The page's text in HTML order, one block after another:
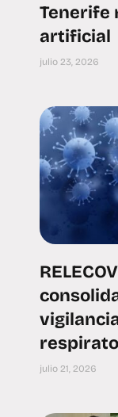
Tenerife
artificial
julio 23, 2026
julio 21, 2026